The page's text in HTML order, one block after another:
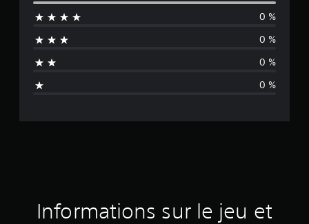
e
n
n
d
a
0 %
0 %
0 %
0 %
Informations sur le jeu et